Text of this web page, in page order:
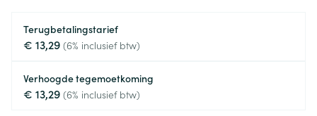
Terugbetalingstarief
€ 13,29 (6% inclusief btw)
Verhoogde tegemoetkoming
€ 13,29 (6% inclusief btw)